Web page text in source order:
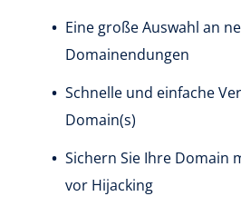
Eine große Auswahl an
Domainendungen
Schnelle und einfache
Domain(s)
Sichern Sie Ihre Domain
vor Hijacking